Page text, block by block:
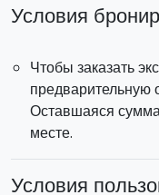
Условия
Чтобы заказать
предварительную
Оставшаяся
месте.
Условия